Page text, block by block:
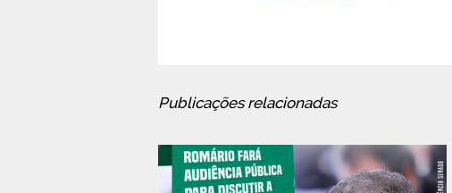
Publicações relacionadas